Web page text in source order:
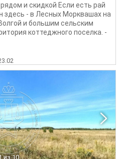
и скидкой Если есть рай
здесь - в Лесных Морквашах на
и большим сельским
коттеджного поселка. -
из 10